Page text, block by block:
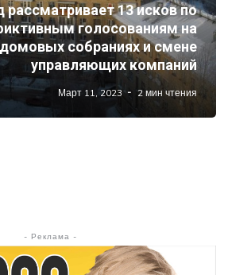
рассматривает 13 исков по
голосованиям на
собраниях и смене
управляющих компаний
Март 11, 2023 2 мин чтения
- Реклама -